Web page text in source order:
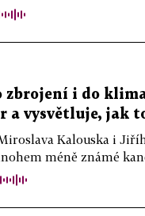
zbrojení i do
a vysvětluje, jak
Kalouska i
méně známé